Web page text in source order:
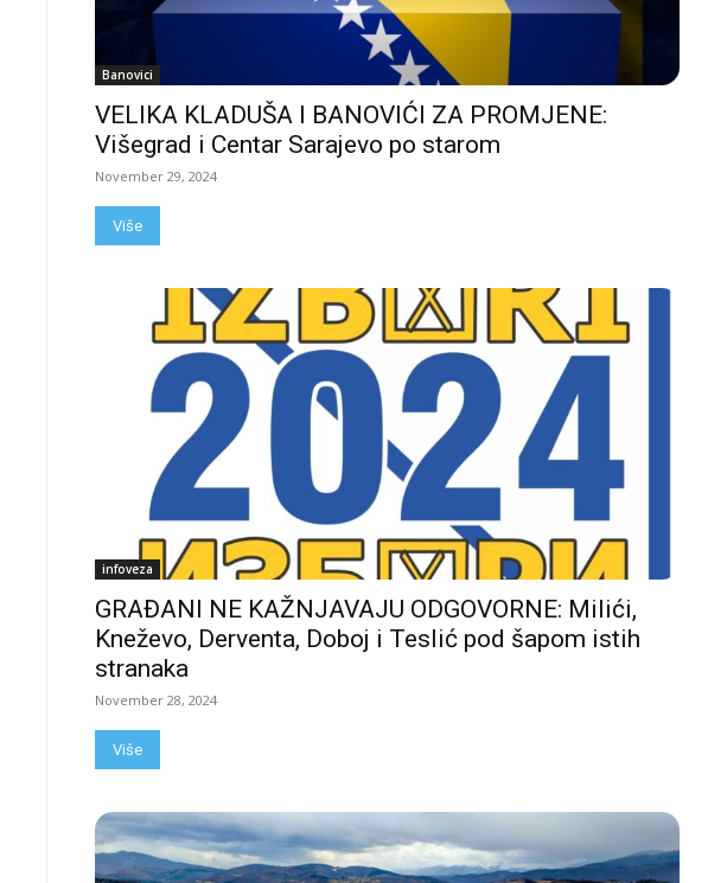
Banovici
VELIKA KLADUŠA I BANOVIĆI ZA PROMJENE:
Višegrad i Centar Sarajevo po starom
November 29, 2024
Više
infoveza
GRAĐANI NE KAŽNJAVAJU ODGOVORNE: Milići,
Kneževo, Derventa, Doboj i Teslić pod šapom istih
stranaka
November 28, 2024
Više